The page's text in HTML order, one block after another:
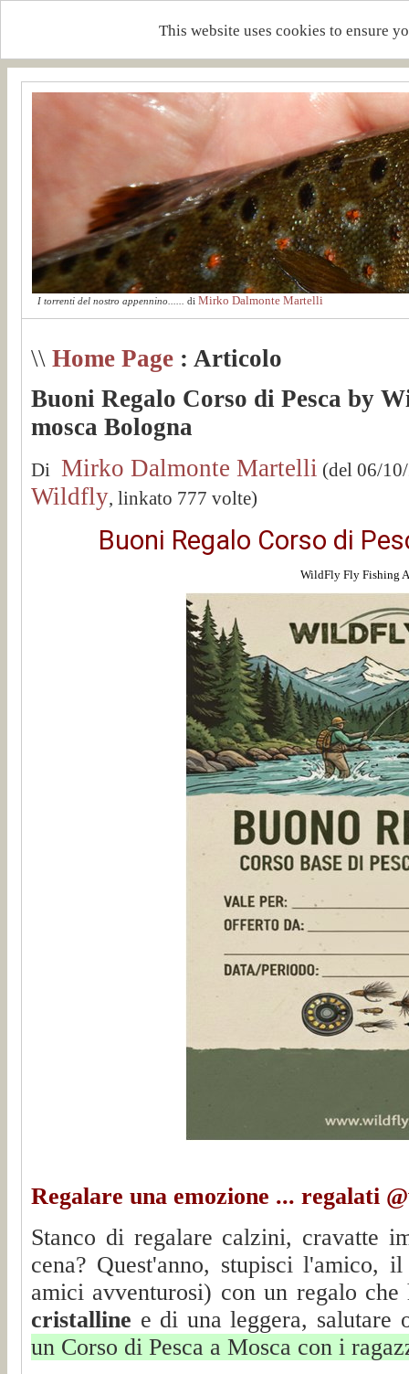
This website uses cookies to ensure
I torrenti del nostro appennino...... di Mirko Dalmonte Martelli
\\ Home Page : Articolo
Buoni Regalo Corso di Pesca by
mosca Bologna
Di Mirko Dalmonte Martelli (del 06/
Wildfly, linkato 777 volte)
Buoni Regalo Corso di
WildFly Fly Fishing
Regalare una emozione ... regalati
Stanco di regalare calzini, cravatte
cena? Quest'anno, stupisci
amici avventurosi) con un regalo
cristalline e di una leggera, salutare
un Corso di Pesca a Mosca con i